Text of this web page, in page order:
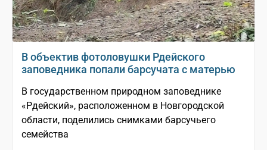
В объектив фотоловушки Рдейского
заповедника попали барсучата с матерью
В государственном природном заповеднике
«Рдейский», расположенном в Новгородской
области, поделились снимками барсучьего
семейства